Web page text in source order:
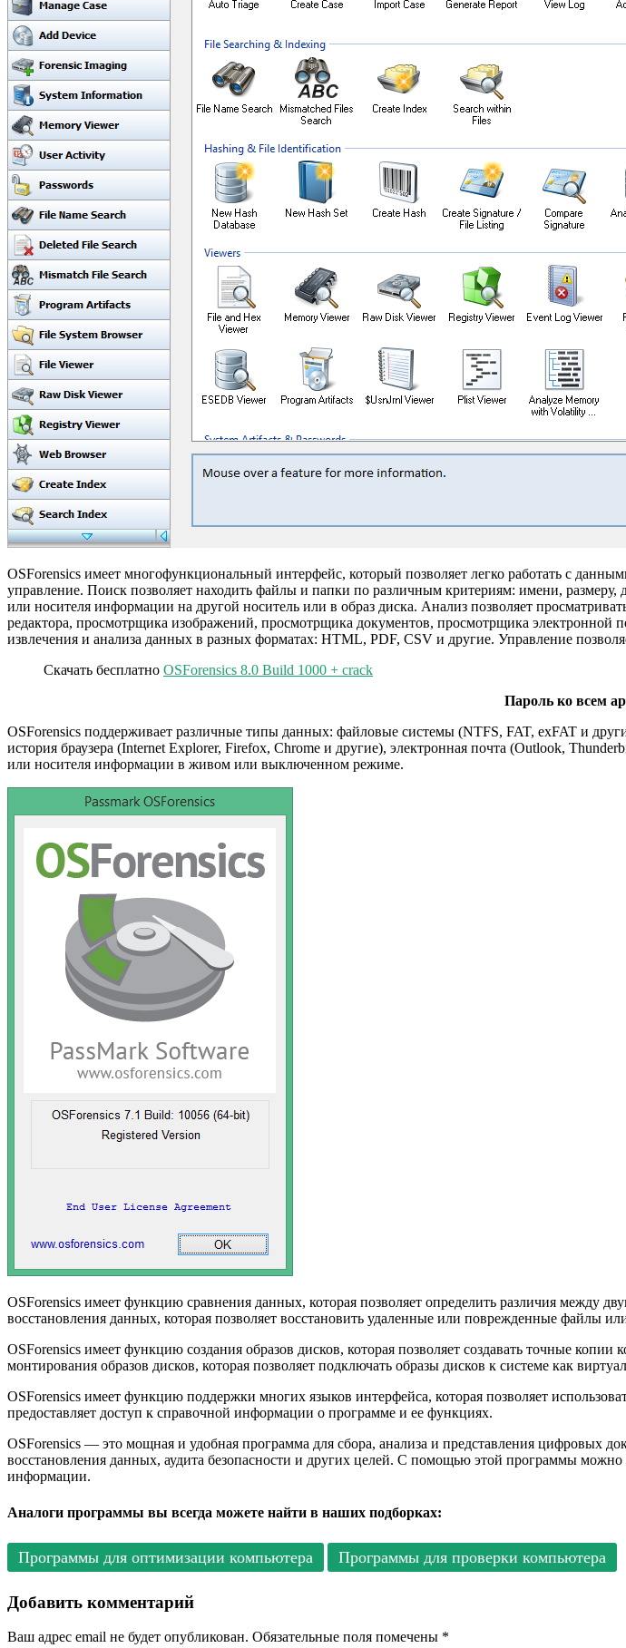
OSForensics имеет многофункциональный интерфейс, который позволяет легко работать с
управление. Поиск позволяет находить файлы и папки по различным критериям: имени,
или носителя информации на другой носитель или в образ диска. Анализ позволяет
редактора, просмотрщика изображений, просмотрщика документов, просмотрщика электронной
извлечения и анализа данных в разных форматах: HTML, PDF, CSV и другие. Управление
Скачать бесплатно OSForensics 8.0 Build 1000 + crack
Пароль ко всем
OSForensics поддерживает различные типы данных: файловые системы (NTFS, FAT, exFAT и
история браузера (Internet Explorer, Firefox, Chrome и другие), электронная почта (Outlook,
или носителя информации в живом или выключенном режиме.
OSForensics имеет функцию сравнения данных, которая позволяет определить различия
восстановления данных, которая позволяет восстановить удаленные или поврежденные файлы
OSForensics имеет функцию создания образов дисков, которая позволяет создавать точные
монтирования образов дисков, которая позволяет подключать образы дисков к системе как
OSForensics имеет функцию поддержки многих языков интерфейса, которая позволяет
предоставляет доступ к справочной информации о программе и ее функциях.
OSForensics — это мощная и удобная программа для сбора, анализа и представления цифровых
восстановления данных, аудита безопасности и других целей. С помощью этой программы
информации.
Аналоги программы вы всегда можете найти в наших подборках:
Программы для оптимизации компьютера Программы для проверки компьютера
Добавить комментарий
Ваш адрес email не будет опубликован. Обязательные поля помечены *